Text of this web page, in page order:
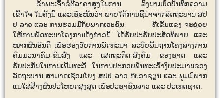
ຂ້າພະເຈົ້າຂໍຕີລາຄາສູງໃນການ ລົງນາມບົດບັນທຶກຄວາມ
ເຂົ້າໃຈ ໃນຄັ້ງນີ້ ແລະເຊື່ອໝັ້ນວ່າ ພາຍໃຕ້ການຊີ້ນຳຈາກລັດຖະບານ ສປ
ປ ລາວ ແລະ ການຮ່ວມມືກັບພາກເອະຊົນ ທີ່ເຂັ້ມແຂງ ຈະຊ່ວຍ
ໃຫ້ການພັດທະນາໂຄງການດັ່ງກ່າວນີ້ ໄດ້ຮັບປະຮັບປະສິດທິພາບ ແລະ
ໝາກຜົນອັນດີ ເພື່ອຮອງຮັບການພັດທະນາ ລະບົບພື້ນຖານໂຄງລ່າງການ
ຄົມມະນາຄົມ-ຂົນສົ່ງ ແລະ ເສດຖະກິດ-ສັງຄົມ ຂອງຊາດ ແລະ
ຮັບປະກັນໃນການເພີ່ມທະວີ ໃນການປະກອບພັນທະເຂົ້າງົບປະມານຂອງ
ລັດຖະບານ ສາມາດເຊື່ອມໂຍງ ສປປ ລາວ ກັບອາຊຽນ ແລະ ພູມມີພາກ
ແນໃສ່ສ້າງຜົນປະໂຫຍດສູງສຸດ ເພື່ອປະຊາຊົນລາວ ແລະ ປະເທດຊາດ.